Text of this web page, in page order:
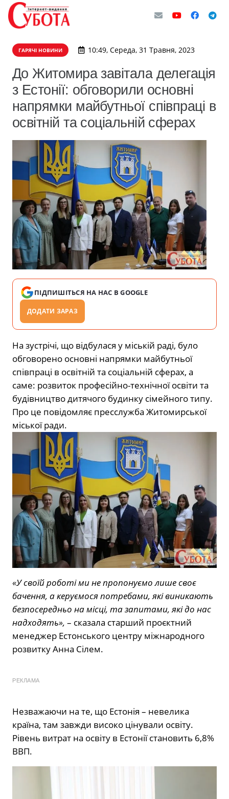
ГАРЯЧІ НОВИНИ 10:49, Середа, 31 Травня, 2023
До Житомира завітала делегація
з Естонії: обговорили основні
напрямки майбутньої співпраці в
освітній та соціальній сферах
ПІДПИШІТЬСЯ НА НАС В GOOGLE
ДОДАТИ ЗАРАЗ
На зустрічі, що відбулася у міській раді, було
обговорено основні напрямки майбутньої
співпраці в освітній та соціальній сферах, а
саме: розвиток професійно-технічної освіти та
будівництво дитячого будинку сімейного типу.
Про це повідомляє пресслужба Житомирської
міської ради.
«У своїй роботі ми не пропонуємо лише своє
бачення, а керуємося потребами, які виникають
безпосередньо на місці, та запитами, які до нас
надходять», – сказала старший проєктний
менеджер Естонського центру міжнародного
розвитку Анна Сілем.
РЕКЛАМА
Незважаючи на те, що Естонія – невелика
країна, там завжди високо цінували освіту.
Рівень витрат на освіту в Естонії становить 6,8%
ВВП.